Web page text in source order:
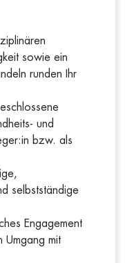
sowie ein
runden Ihr
und
bzw. als
selbstständige
Engagement
Umgang mit